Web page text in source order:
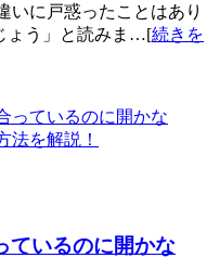
いに戸惑ったことはあり
ょう」と読みま…[続きを
ているのに開かな